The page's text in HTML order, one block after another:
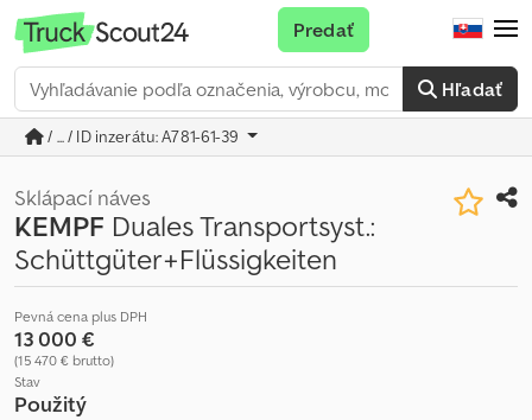
Hľadať
Predať
/ ... / ID inzerátu: A781-61-39
Sklápací náves
KEMPF Duales Transportsyst.:
Schüttgüter+Flüssigkeiten
Pevná cena plus DPH
13 000 €
(15 470 € brutto)
Stav
Použitý